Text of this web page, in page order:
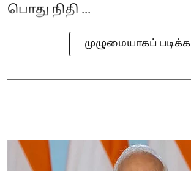
பொது நிதி ...
முழுமையாகப் படிக்க